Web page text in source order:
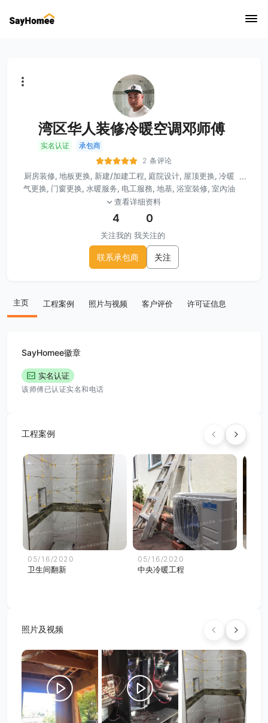
湾区华人装修冷暖空调邓师傅
实名认证
承包商
2 条评论
厨房装修, 地板更换, 新建/加建工程, 庭院设计, 屋顶更换, 冷暖
气更换, 门窗更换, 水暖服务, 电工服務, 地基, 浴室裝修, 室內油
漆, 瓷砖, 灯具安装, 围栏安装, 打磨, ADU工程, 商业项目
...
查看详细资料
4
关注我的
0
我关注的
联系承包商 关注
主页 工程案例 照片与视频 客户评价 许可证信息
SayHomee徽章
实名认证
该师傅已认证实名和电话
工程案例
05/16/2020
卫生间翻新
05/16/2020
中央冷暖工程
照片及视频